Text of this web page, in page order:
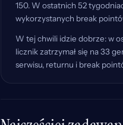
150. W ostatnich 52
wykorzystanych break
W tej chwili idzie dobrze: w
licznik zatrzymał się na 33
serwisu, returnu i break